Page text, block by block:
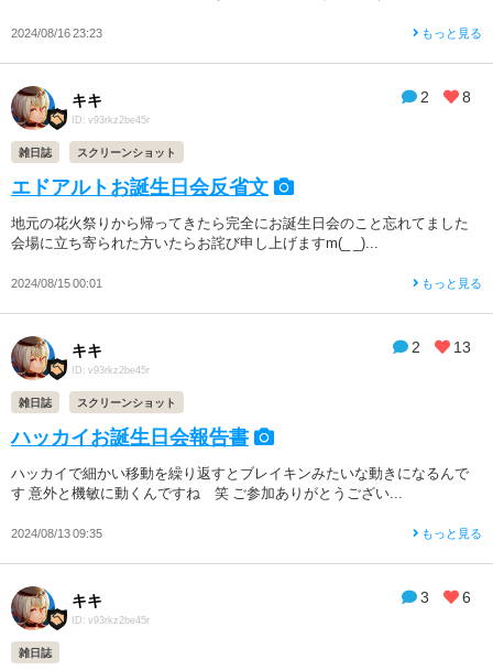
2024/08/16 23:23 もっと見る
2 8
キキ
ID: v93rkz2be45r
雑日誌 スクリーンショット
エドアルトお誕生日会反省文
地元の花火祭りから帰ってきたら完全にお誕生日会のこと忘れてました
会場に立ち寄られた方いたらお詫び申し上げますm(_ _)...
2024/08/15 00:01 もっと見る
2 13
キキ
ID: v93rkz2be45r
雑日誌 スクリーンショット
ハッカイお誕生日会報告書
ハッカイで細かい移動を繰り返すとブレイキンみたいな動きになるんで
す 意外と機敏に動くんですね 笑 ご参加ありがとうござい...
2024/08/13 09:35 もっと見る
3 6
キキ
ID: v93rkz2be45r
雑日誌